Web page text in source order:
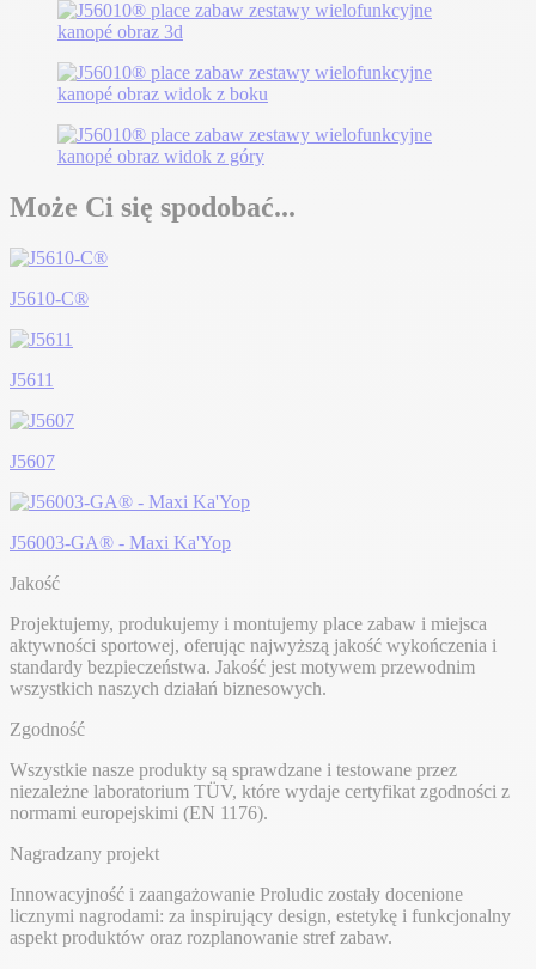
Może Ci się spodobać...
J5610-C®
J5611
J5607
J56003-GA® - Maxi Ka'Yop
Jakość
Projektujemy, produkujemy i montujemy place zabaw i miejsca
aktywności sportowej, oferując najwyższą jakość wykończenia i
standardy bezpieczeństwa. Jakość jest motywem przewodnim
wszystkich naszych działań biznesowych.
Zgodność
Wszystkie nasze produkty są sprawdzane i testowane przez
niezależne laboratorium TÜV, które wydaje certyfikat zgodności z
normami europejskimi (EN 1176).
Nagradzany projekt
Innowacyjność i zaangażowanie Proludic zostały docenione
licznymi nagrodami: za inspirujący design, estetykę i funkcjonalny
aspekt produktów oraz rozplanowanie stref zabaw.